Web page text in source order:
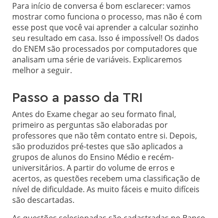
Para início de conversa é bom esclarecer: vamos
mostrar como funciona o processo, mas não é com
esse post que você vai aprender a calcular sozinho
seu resultado em casa. Isso é impossível! Os dados
do ENEM são processados por computadores que
analisam uma série de variáveis. Explicaremos
melhor a seguir.
Passo a passo da TRI
Antes do Exame chegar ao seu formato final,
primeiro as perguntas são elaboradas por
professores que não têm contato entre si. Depois,
são produzidos pré-testes que são aplicados a
grupos de alunos do Ensino Médio e recém-
universitários. A partir do volume de erros e
acertos, as questões recebem uma classificação de
nível de dificuldade. As muito fáceis e muito difíceis
são descartadas.